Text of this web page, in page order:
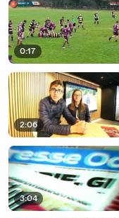
0:17
2:06
3:04